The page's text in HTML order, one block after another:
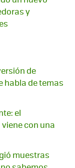
y
de
habla de temas
el
con una
muestras